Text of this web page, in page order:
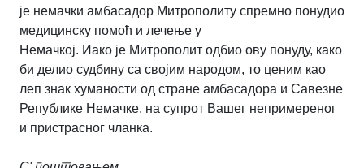
је немачки амбасадор Митрополиту спремно понудио
медицинску помоћ и лечење у
Немачкој. Иако је Митрополит одбио ову понуду, како
би делио судбину са својим народом, то ценим као
леп знак хуманости од стране амбасадора и Савезне
Републике Немачке, на супрот Вашег непримереног
и пристрасног чланка.